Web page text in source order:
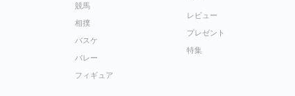
競馬
相撲
バスケ
バレー
フィギュア
レビュー
プレゼント
特集